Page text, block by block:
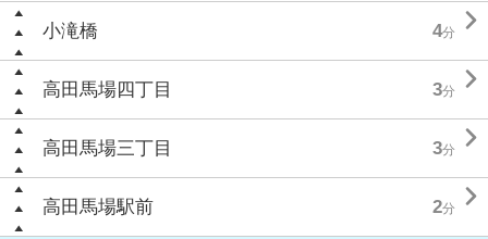
小滝橋 4分 
高田馬場四丁目 3分 
高田馬場三丁目 3分 
高田馬場駅前 2分 